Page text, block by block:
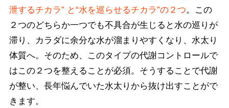
泄するチカラ” と“水を巡らせるチカラ”の２つ。この
２つのどちらか一つでも不具合が生じると水の巡りが
滞り、カラダに余分な水が溜まりやすくなり、水太り
体質へ。そのため、このタイプの代謝コントロールで
はこの２つを整えることが必須。そうすることで代謝
が整い、長年悩んでいた水太りから抜け出すことがで
きます。